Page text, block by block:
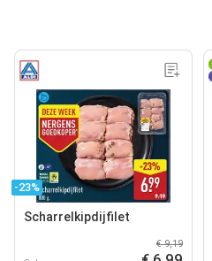
-23%
Scharrelkipdijfilet
€ 9,19